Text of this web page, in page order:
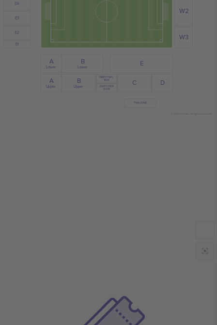
DIRECTORS
BOX
EXECUTIVE
SUITE
A
Lower
B
Lower E
A
Upper
B
Upper C D
E1
E2
E3
E4
W3
W2
FAN ZONE